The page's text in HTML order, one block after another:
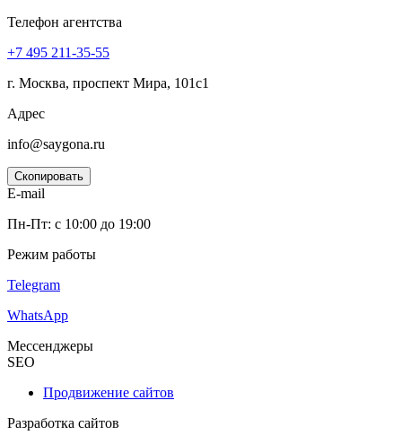
Телефон агентства
+7 495 211-35-55
г. Москва, проспект Мира, 101с1
Адрес
info@saygona.ru
Скопировать
E-mail
Пн-Пт: с 10:00 до 19:00
Режим работы
Telegram
WhatsApp
Мессенджеры
SEO
Продвижение сайтов
Разработка сайтов